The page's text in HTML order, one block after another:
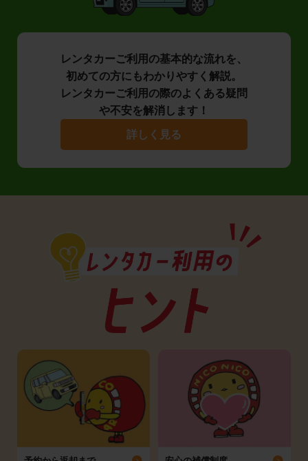
レンタカーご利用の基本的な流れを、
初めての方にもわかりやすく解説。
レンタカーご利用の際のよくある疑問
や不安を解消します！
詳しく見る